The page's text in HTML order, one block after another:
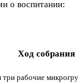
о воспитании:
Ход собрания
три рабочие